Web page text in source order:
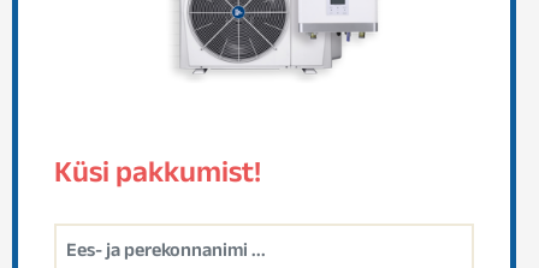
Küsi pakkumist!